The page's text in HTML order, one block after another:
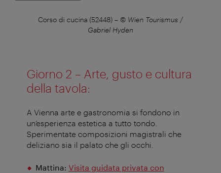
Corso di cucina (52448)– © Wien Tourismus /
Gabriel Hyden
Giorno 2 – Arte, gusto e cultura
della tavola:
A Vienna arte e gastronomia si fondono in
un’esperienza estetica a tutto tondo.
Sperimentate composizioni magistrali che
deliziano sia il palato che gli occhi
Mattina: Visita guidata privata con